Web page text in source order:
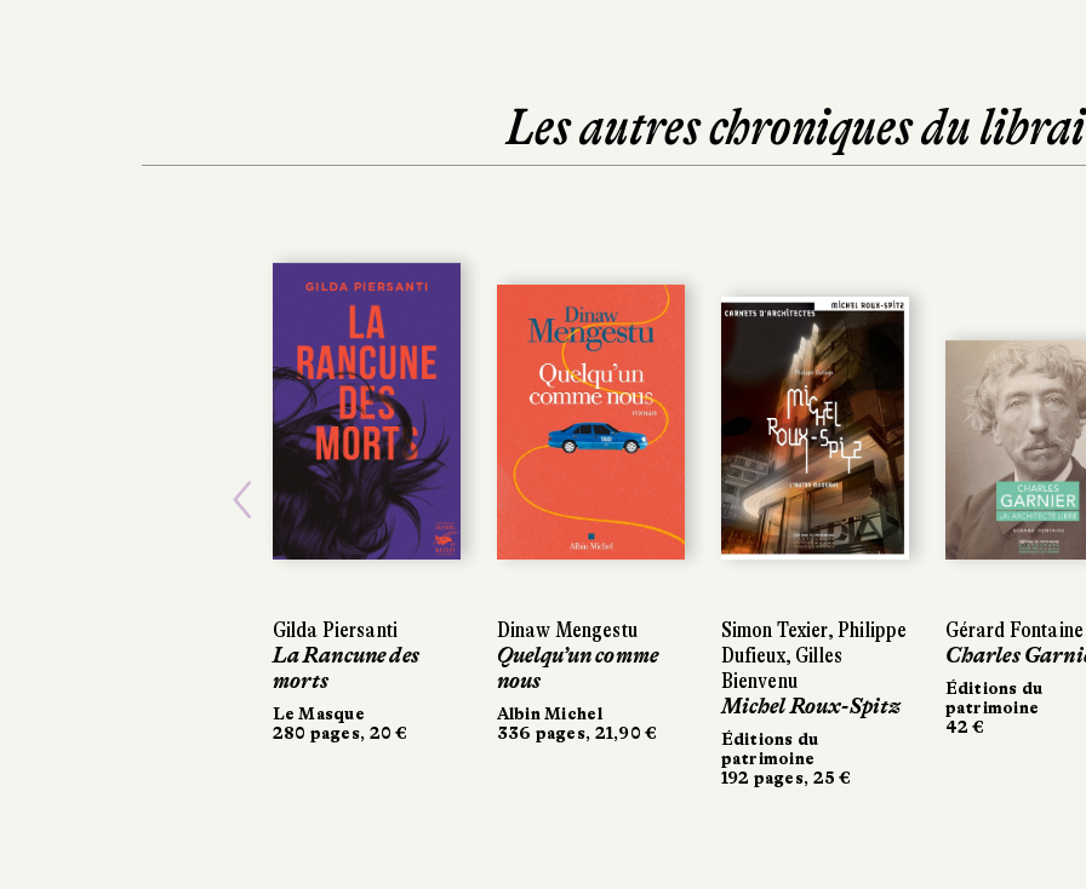
Les autres chroniques du
Gilda Piersanti
La Rancune des
morts
Le Masque
280 pages, 20 €
Dinaw Mengestu
Quelqu’un comme
nous
Albin Michel
336 pages, 21,90 €
Simon Texier, Philippe
Dufieux, Gilles
Bienvenu
Michel Roux-Spitz
Éditions du
patrimoine
192 pages, 25 €
Gérard Fontaine
Charles
Éditions du
patrimoine
42 €
Dinaw Mengestu
Quelqu’un comme
nous
Albin Michel
336 pages, 21,90 €
Simon Texier, Philippe
Dufieux, Gilles
Bienvenu
Michel Roux-Spitz
Éditions du
patrimoine
192 pages, 25 €
Gérard Fontaine
Charles
Éditions du
patrimoine
42 €
Previous